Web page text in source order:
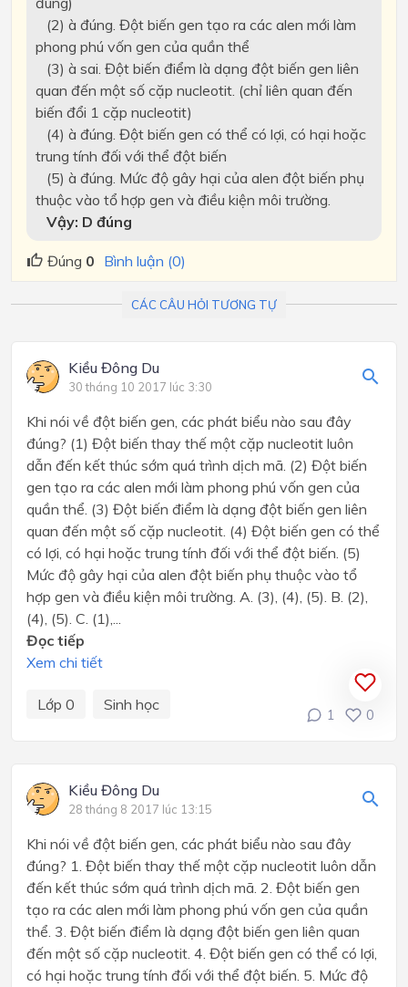
(2) à đúng. Đột biến gen tạo ra các alen mới làm
phong phú vốn gen của quần thể
(3) à sai. Đột biến điểm là dạng đột biến gen liên
quan đến một số cặp nucleotit. (chỉ liên quan đến
biến đổi 1 cặp nucleotit)
(4) à đúng. Đột biến gen có thể có lợi, có hại hoặc
trung tính đối với thể đột biến
(5) à đúng. Mức độ gây hại của alen đột biến phụ
thuộc vào tổ hợp gen và điều kiện môi trường.
Vậy: D đúng
Đúng 0 Bình luận (0)
CÁC CÂU HỎI TƯƠNG TỰ
Kiều Đông Du
30 tháng 10 2017 lúc 3:30
Khi nói về đột biến gen, các phát biểu nào sau đây
đúng? (1) Đột biến thay thế một cặp nucleotit luôn
dẫn đến kết thúc sớm quá trình dịch mã. (2) Đột biến
gen tạo ra các alen mới làm phong phú vốn gen của
quần thể. (3) Đột biến điểm là dạng đột biến gen liên
quan đến một số cặp nucleotit. (4) Đột biến gen có thể
có lợi, có hại hoặc trung tính đối với thể đột biến. (5)
Mức độ gây hại của alen đột biến phụ thuộc vào tổ
hợp gen và điều kiện môi trường. A. (3), (4), (5). B. (2),
(4), (5). C. (1),...
Đọc tiếp
Xem chi tiết
Lớp 0 Sinh học
1 0
Kiều Đông Du
28 tháng 8 2017 lúc 13:15
Khi nói về đột biến gen, các phát biểu nào sau đây
đúng? 1. Đột biến thay thế một cặp nucleotit luôn dẫn
đến kết thúc sớm quá trình dịch mã. 2. Đột biến gen
tạo ra các alen mới làm phong phú vốn gen của quần
thể. 3. Đột biến điểm là dạng đột biến gen liên quan
đến một số cặp nucleotit. 4. Đột biến gen có thể có lợi,
có hại hoặc trung tính đối với thể đột biến. 5. Mức độ